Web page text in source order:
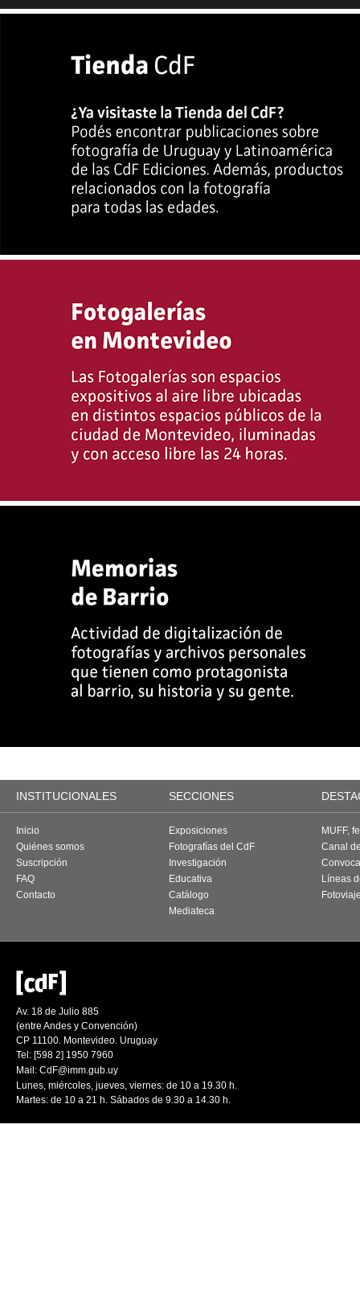
INSTITUCIONALES SECCIONES
Inicio
Quiénes somos
Suscripción
FAQ
Contacto
Exposiciones
Fotografías del CdF
Investigación
Educativa
Catálogo
Mediateca
MUFF,
Canal
Líneas
Av. 18 de Julio 885
(entre Andes y Convención)
CP 11100. Montevideo. Uruguay
Tel: [598 2] 1950 7960
Mail: CdF@imm.gub.uy
Lunes, miércoles, jueves, viernes: de 10 a 19.30 h.
Martes: de 10 a 21 h. Sábados de 9.30 a 14.30 h.